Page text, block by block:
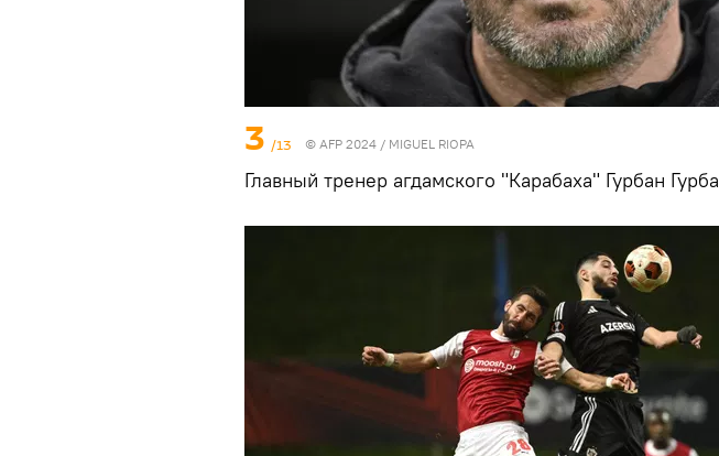
3 /13 © AFP 2024 / MIGUEL RIOPA
Главный тренер агдамского "Карабаха" Гурбан